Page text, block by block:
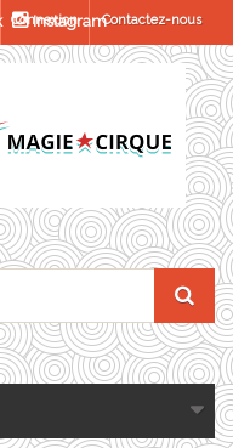
InstagramContactez-nous
Connexion